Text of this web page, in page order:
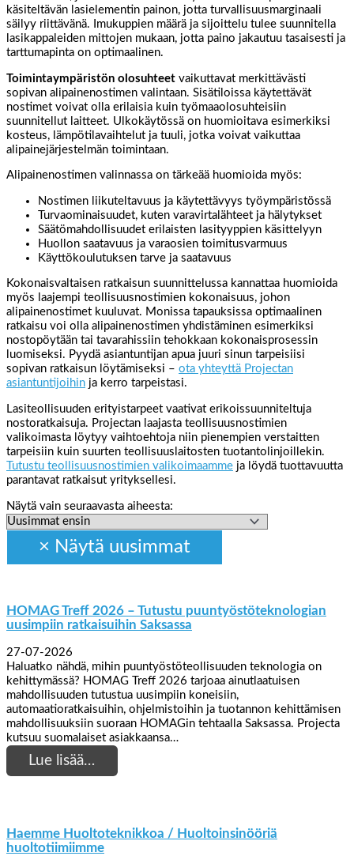
käsiteltävän lasielementin painon, jotta turvallisuusmarginaali
säilyy riittävänä. Imukuppien määrä ja sijoittelu tulee suunnitella
lasikappaleiden mittojen mukaan, jotta paino jakautuu tasaisesti ja
tarttumapinta on optimaalinen.
Toimintaympäristön olosuhteet vaikuttavat merkittävästi
sopivan alipainenostimen valintaan. Sisätiloissa käytettävät
nostimet voivat olla erilaisia kuin työmaaolosuhteisiin
suunnitellut laitteet. Ulkokäytössä on huomioitava esimerkiksi
kosteus, lämpötilavaihtelut ja tuuli, jotka voivat vaikuttaa
alipainejärjestelmän toimintaan.
Alipainenostimen valinnassa on tärkeää huomioida myös:
Nostimen liikuteltavuus ja käytettävyys työympäristössä
Turvaominaisuudet, kuten varavirtalähteet ja hälytykset
Säätömahdollisuudet erilaisten lasityyppien käsittelyyn
Huollon saatavuus ja varaosien toimitusvarmuus
Käyttökoulutuksen tarve ja saatavuus
Kokonaisvaltaisen ratkaisun suunnittelussa kannattaa huomioida
myös laajempi teollisuusnostimien kokonaisuus, johon
alipainenostimet kuuluvat. Monissa tapauksissa optimaalinen
ratkaisu voi olla alipainenostimen yhdistäminen esimerkiksi
nostopöytään tai tavarahissiin tehokkaan kokonaisprosessin
luomiseksi. Pyydä asiantuntijan apua juuri sinun tarpeisiisi
sopivan ratkaisun löytämiseksi – ota yhteyttä Projectan
asiantuntijoihin ja kerro tarpeistasi.
Lasiteollisuuden erityistarpeet vaativat erikoissuunniteltuja
nostoratkaisuja. Projectan laajasta teollisuusnostimien
valikoimasta löytyy vaihtoehtoja niin pienempien verstaitten
tarpeisiin kuin suurten teollisuuslaitosten tuotantolinjoillekin.
Tutustu teollisuusnostimien valikoimaamme ja löydä tuottavuutta
parantavat ratkaisut yrityksellesi.
Näytä vain seuraavasta aiheesta:
HOMAG Treff 2026 – Tutustu puuntyöstöteknologian
uusimpiin ratkaisuihin Saksassa
27-07-2026
Haluatko nähdä, mihin puuntyöstöteollisuuden teknologia on
kehittymässä? HOMAG Treff 2026 tarjoaa ainutlaatuisen
mahdollisuuden tutustua uusimpiin koneisiin,
automaatioratkaisuihin, ohjelmistoihin ja tuotannon kehittämisen
mahdollisuuksiin suoraan HOMAGin tehtaalla Saksassa. Projecta
kutsuu suomalaiset asiakkaansa…
Lue lisää…
Haemme Huoltoteknikkoa / Huoltoinsinööriä
huoltotiimiimme